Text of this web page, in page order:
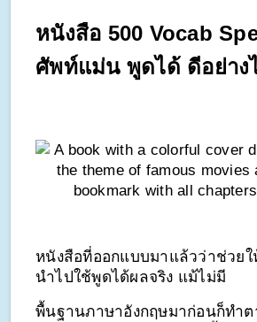
หนังสือ 500 Vocab
ศัพท์แม่น พูดได้ ดีอย่าง
หนังสือที่ออกแบบมาแล้วว่าช่วย
นำไปใช้พูดได้ผลจริง แม้ไม่มี
พื้นฐานภาษาอังกฤษมาก่อนก็ทำ